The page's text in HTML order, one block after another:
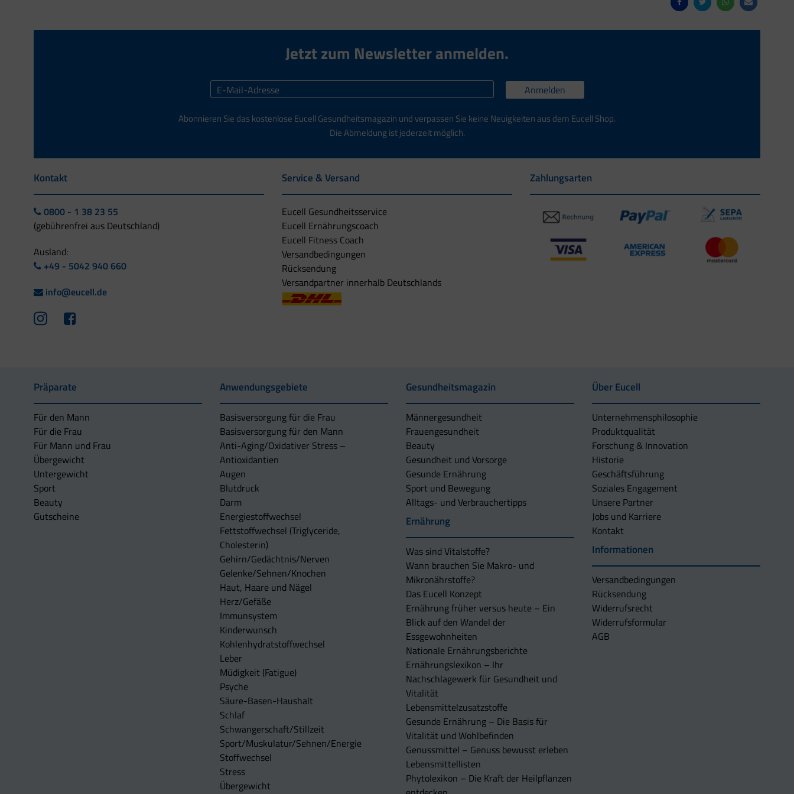
Jetzt zum Newsletter anmelden.
Anmelden
Abonnieren Sie das kostenlose Eucell Gesundheitsmagazin und verpassen Sie keine Neuigkeiten aus dem Eucell Shop.
Die Abmeldung ist jederzeit möglich.
Kontakt
0800 - 1 38 23 55
(gebührenfrei aus Deutschland)
Ausland:
+49 - 5042 940 660
info@eucell.de
Service & Versand
Eucell Gesundheitsservice
Eucell Ernährungscoach
Eucell Fitness Coach
Versandbedingungen
Rücksendung
Versandpartner innerhalb Deutschlands
Zahlungsarten
Präparate
Für den Mann
Für die Frau
Für Mann und Frau
Übergewicht
Untergewicht
Sport
Beauty
Gutscheine
Anwendungsgebiete
Basisversorgung für die Frau
Basisversorgung für den Mann
Anti-Aging/Oxidativer Stress –
Antioxidantien
Augen
Blutdruck
Darm
Energiestoffwechsel
Fettstoffwechsel (Triglyceride,
Cholesterin)
Gehirn/Gedächtnis/Nerven
Gelenke/Sehnen/Knochen
Haut, Haare und Nägel
Herz/Gefäße
Immunsystem
Kinderwunsch
Kohlenhydratstoffwechsel
Leber
Müdigkeit (Fatigue)
Psyche
Säure-Basen-Haushalt
Schlaf
Schwangerschaft/Stillzeit
Sport/Muskulatur/Sehnen/Energie
Stoffwechsel
Stress
Übergewicht
Gesundheitsmagazin
Männergesundheit
Frauengesundheit
Beauty
Gesundheit und Vorsorge
Gesunde Ernährung
Sport und Bewegung
Alltags- und Verbrauchertipps
Ernährung
Was sind Vitalstoffe?
Wann brauchen Sie Makro- und
Mikronährstoffe?
Das Eucell Konzept
Ernährung früher versus heute – Ein
Blick auf den Wandel der
Essgewohnheiten
Nationale Ernährungsberichte
Ernährungslexikon – Ihr
Nachschlagewerk für Gesundheit und
Vitalität
Lebensmittelzusatzstoffe
Gesunde Ernährung – Die Basis für
Vitalität und Wohlbefinden
Genussmittel – Genuss bewusst erleben
Lebensmittellisten
Phytolexikon – Die Kraft der Heilpflanzen
Über Eucell
Unternehmens­philosophie
Produktqualität
Forschung & Innovation
Historie
Geschäftsführung
Soziales Engagement
Unsere Partner
Jobs und Karriere
Kontakt
Informationen
Versandbedingungen
Rücksendung
Widerrufsrecht
Widerrufsformular
AGB